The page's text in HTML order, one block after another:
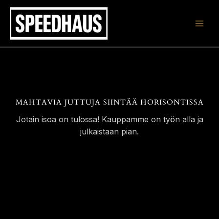
Siirry
sisältöön
MAHTAVIA JUTTUJA SIINTÄÄ HORISONTISSA
Jotain isoa on tulossa! Kauppamme on työn alla ja
julkaistaan pian.